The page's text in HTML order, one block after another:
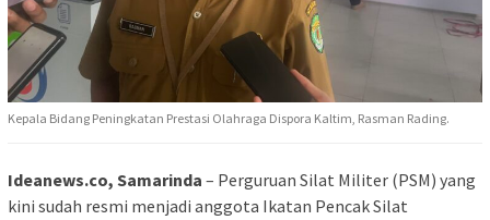
Kepala Bidang Peningkatan Prestasi Olahraga Dispora Kaltim, Rasman Rading.
Ideanews.co, Samarinda – Perguruan Silat Militer (PSM) yang
kini sudah resmi menjadi anggota Ikatan Pencak Silat